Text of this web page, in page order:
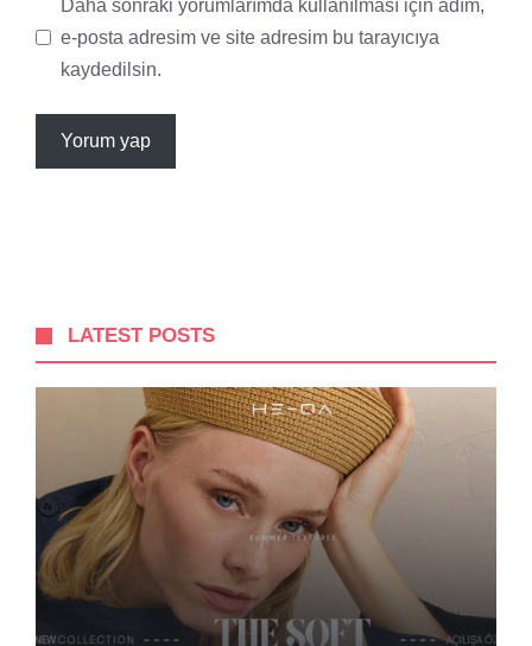
Daha sonraki yorumlarımda kullanılması için adım,
e-posta adresim ve site adresim bu tarayıcıya
kaydedilsin.
LATEST POSTS